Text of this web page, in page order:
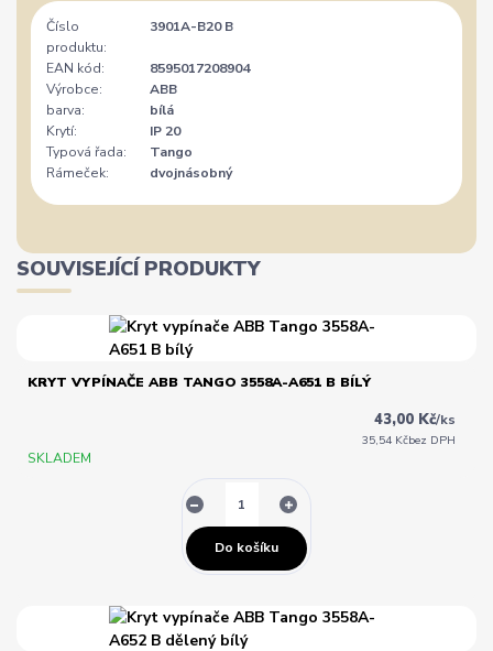
Číslo
produktu:
3901A-B20 B
EAN kód:
8595017208904
Výrobce:
ABB
barva:
bílá
Krytí:
IP 20
Typová řada:
Tango
Rámeček:
dvojnásobný
SOUVISEJÍCÍ PRODUKTY
KRYT VYPÍNAČE ABB TANGO 3558A-A651 B BÍLÝ
43,00 Kč/ks
35,54 Kčbez DPH
SKLADEM
Do košíku